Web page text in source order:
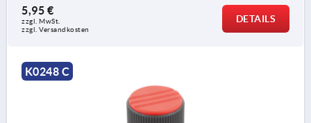
5,95 €
zzgl. MwSt.
zzgl. Versandkosten
DETAILS
K0248 C